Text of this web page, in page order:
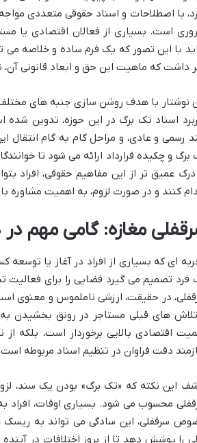
با اصطلاحات و اسناد حقوقی متعددی
است. بسیاری از فعالان اقتصادی یا
با این تصور که یک فرم ساده و خلاصه می
داشت که ماهیت این حق و ابعاد قانونی
نوشتار با هدف روشن سازی جنبه های
اسناد تک برگ در این حوزه، تدوین شده
رسمی و عادی، و مراحل گام به گام انتقال
برگ و چکیده قرارداد ارائه می شود تا
درک عمیق تر از این مفاهیم حقوقی، افراد
کنند و در صورت لزوم، به اهمیت مشاوره
مغازه: گامی مهم
ای که بسیاری از افراد در آغاز یا
فرد تصمیم می گیرد فضایی را برای فعالیت
در حقیقت، ارزشی ناملموس و معنوی
های قبلی مستاجر در رونق بخشیدن
اقتصادی بالایی برخوردار است،
دقت فراوان در تنظیم اسناد مربوطه
این نکته که «تک برگ» بودن یک سند،
محسوب می شود. بسیاری اوقات، افراد
سرقفلی، این سادگی می تواند به ریسک
را پوشش دهد تا از بروز اختلافات در